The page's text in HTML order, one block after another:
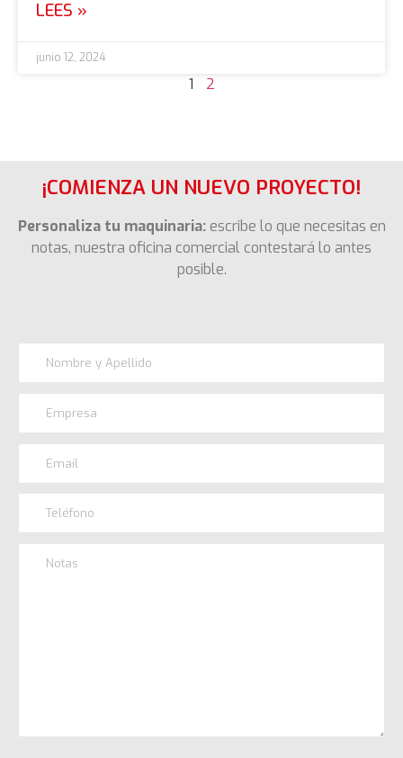
LEES »
junio 12, 2024
1 2
¡COMIENZA UN NUEVO PROYECTO!
Personaliza tu maquinaria:escribe lo que necesitas en
notas, nuestra oficina comercial contestará lo antes
posible.